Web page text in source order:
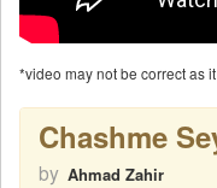
*video may not be correct as
Chashme
by Ahmad Zahir